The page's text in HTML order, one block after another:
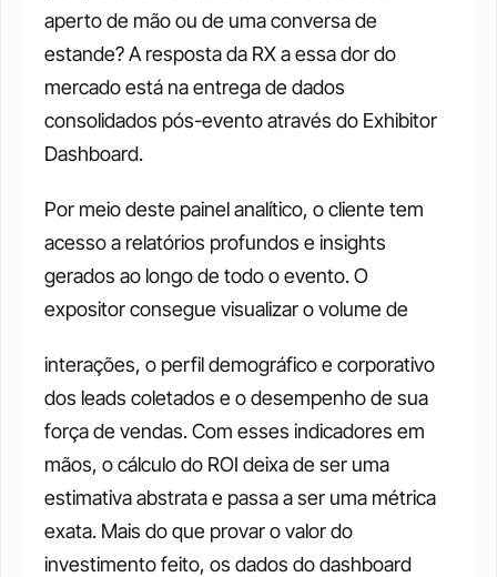
aperto de mão ou de uma conversa de
estande? A resposta da RX a essa dor do
mercado está na entrega de dados
consolidados pós-evento através do Exhibitor
Dashboard.
Por meio deste painel analítico, o cliente tem
acesso a relatórios profundos e insights
gerados ao longo de todo o evento. O
expositor consegue visualizar o volume de
interações, o perfil demográfico e corporativo
dos leads coletados e o desempenho de sua
força de vendas. Com esses indicadores em
mãos, o cálculo do ROI deixa de ser uma
estimativa abstrata e passa a ser uma métrica
exata. Mais do que provar o valor do
investimento feito, os dados do dashboard